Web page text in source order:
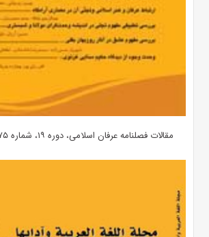
مقالات فصلنامه عرفان اسلامی، دوره ۱۹، شماره ۷۵ منتشر شد